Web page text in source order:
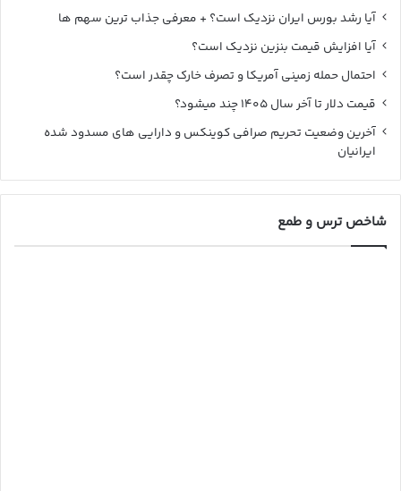
آیا رشد بورس ایران نزدیک است؟ + معرفی جذاب ترین سهم ها
آیا افزایش قیمت بنزین نزدیک است؟
احتمال حمله زمینی آمریکا و تصرف خارک چقدر است؟
قیمت دلار تا آخر سال ۱۴۰۵ چند میشود؟
آخرین وضعیت تحریم صرافی کوینکس و دارایی های مسدود شده
ایرانیان
شاخص ترس و طمع